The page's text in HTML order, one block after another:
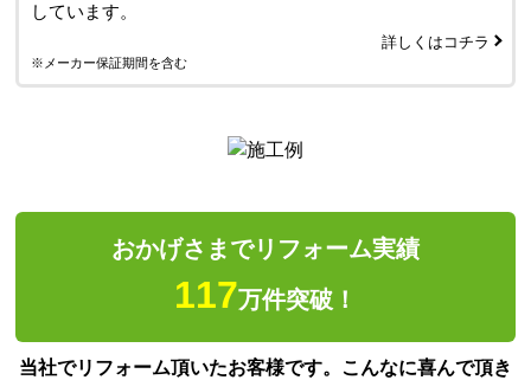
しています。
詳しくはコチラ
※メーカー保証期間を含む
おかげさまでリフォーム実績
117万件突破！
当社でリフォーム頂いたお客様です。こんなに喜んで頂き